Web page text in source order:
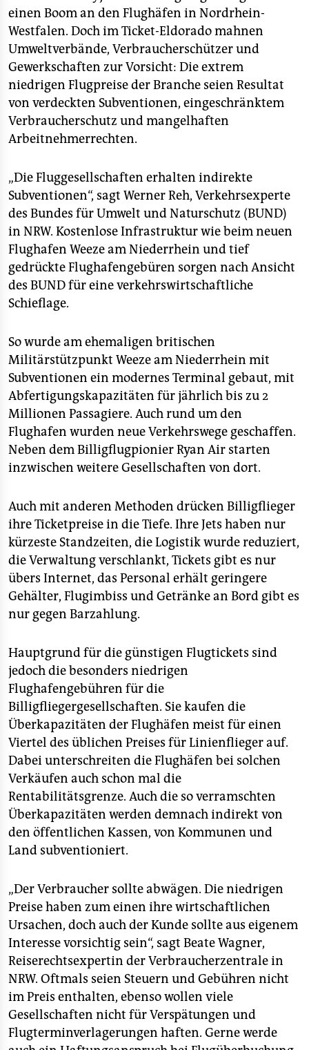
fragen & hilfe
unterstützen
abo
genossenschaft
epaper login
einen Boom an den Flughäfen in Nordrhein-
Westfalen. Doch im Ticket-Eldorado mahnen
Umweltverbände, Verbraucherschützer und
Gewerkschaften zur Vorsicht: Die extrem
niedrigen Flugpreise der Branche seien Resultat
von verdeckten Subventionen, eingeschränktem
Verbraucherschutz und mangelhaften
Arbeitnehmerrechten.
„Die Fluggesellschaften erhalten indirekte
Subventionen“, sagt Werner Reh, Verkehrsexperte
des Bundes für Umwelt und Naturschutz (BUND)
in NRW. Kostenlose Infrastruktur wie beim neuen
Flughafen Weeze am Niederrhein und tief
gedrückte Flughafengebüren sorgen nach Ansicht
des BUND für eine verkehrswirtschaftliche
Schieflage.
So wurde am ehemaligen britischen
Militärstützpunkt Weeze am Niederrhein mit
Subventionen ein modernes Terminal gebaut, mit
Abfertigungskapazitäten für jährlich bis zu 2
Millionen Passagiere. Auch rund um den
Flughafen wurden neue Verkehrswege geschaffen.
Neben dem Billigflugpionier Ryan Air starten
inzwischen weitere Gesellschaften von dort.
Auch mit anderen Methoden drücken Billigflieger
ihre Ticketpreise in die Tiefe. Ihre Jets haben nur
kürzeste Standzeiten, die Logistik wurde reduziert,
die Verwaltung verschlankt, Tickets gibt es nur
übers Internet, das Personal erhält geringere
Gehälter, Flugimbiss und Getränke an Bord gibt es
nur gegen Barzahlung.
Hauptgrund für die günstigen Flugtickets sind
jedoch die besonders niedrigen
Flughafengebühren für die
Billigfliegergesellschaften. Sie kaufen die
Überkapazitäten der Flughäfen meist für einen
Viertel des üblichen Preises für Linienflieger auf.
Dabei unterschreiten die Flughäfen bei solchen
Verkäufen auch schon mal die
Rentabilitätsgrenze. Auch die so verramschten
Überkapazitäten werden demnach indirekt von
den öffentlichen Kassen, von Kommunen und
Land subventioniert.
„Der Verbraucher sollte abwägen. Die niedrigen
Preise haben zum einen ihre wirtschaftlichen
Ursachen, doch auch der Kunde sollte aus eigenem
Interesse vorsichtig sein“, sagt Beate Wagner,
Reiserechtsexpertin der Verbraucherzentrale in
NRW. Oftmals seien Steuern und Gebühren nicht
im Preis enthalten, ebenso wollen viele
Gesellschaften nicht für Verspätungen und
Flugterminverlagerungen haften. Gerne werde